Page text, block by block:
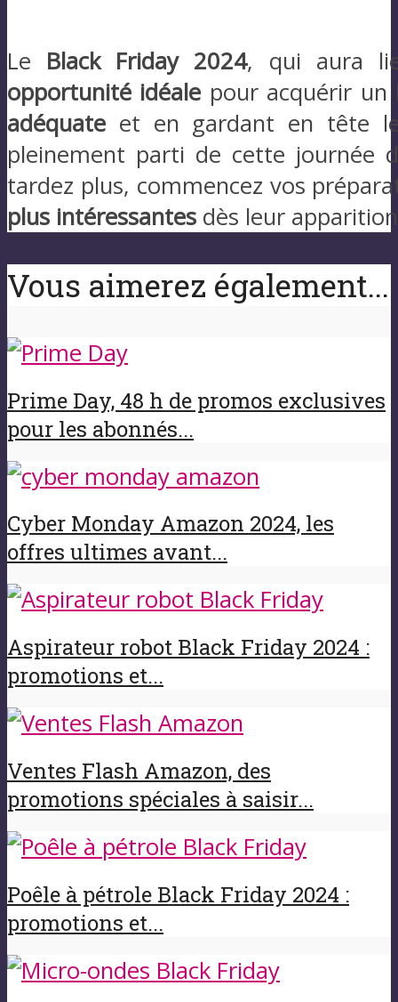
Le Black Friday 2024, qui aura
opportunité idéale pour acquérir
adéquate et en gardant en tête
pleinement parti de cette journée
tardez plus, commencez vos
plus intéressantes dès leur
Vous aimerez également...
Prime Day, 48 h de promos exclusives
pour les abonnés...
Cyber Monday Amazon 2024, les
offres ultimes avant...
Aspirateur robot Black Friday 2024 :
promotions et...
Ventes Flash Amazon, des
promotions spéciales à saisir...
Poêle à pétrole Black Friday 2024 :
promotions et...